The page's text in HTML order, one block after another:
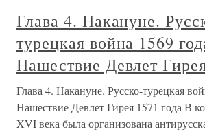
Глава 4. Накануне.
турецкая война 1569
Нашествие Девлет
Глава 4. Накануне. Русско-турецкая
Нашествие Девлет Гирея 1571 года В
XVI века была организована